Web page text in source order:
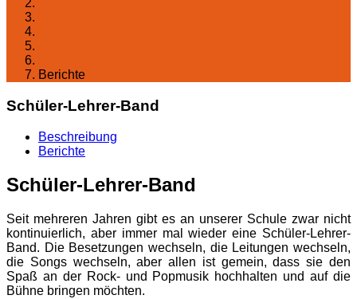
Berichte
Schüler-Lehrer-Band
Beschreibung
Berichte
Schüler-Lehrer-Band
Seit mehreren Jahren gibt es an unserer Schule zwar nicht
kontinuierlich, aber immer mal wieder eine Schüler-Lehrer-
Band. Die Besetzungen wechseln, die Leitungen wechseln,
die Songs wechseln, aber allen ist gemein, dass sie den
Spaß an der Rock- und Popmusik hochhalten und auf die
Bühne bringen möchten.